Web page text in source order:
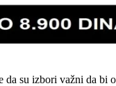
da su izbori važni da